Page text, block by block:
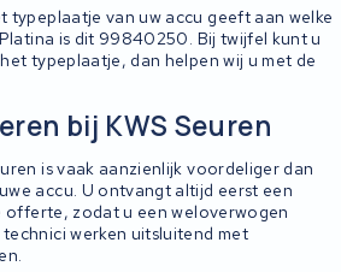
typeplaatje van uw accu geeft aan welke
is dit 99840250. Bij twijfel kunt u
typeplaatje, dan helpen wij u met de
bij KWS Seuren
is vaak aanzienlijk voordeliger dan
accu. U ontvangt altijd eerst een
offerte, zodat u een weloverwogen
werken uitsluitend met